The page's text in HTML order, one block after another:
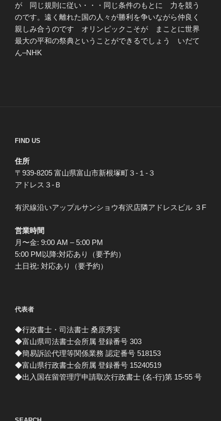
が 同じ規則に従い・・・同じ条件のもとに 力を競う
のです。遠く離れた国の人々が勝利を争いながら仲良く
親しみ合うのです オリンピックこそが まことに世界
最大の平和の祭典ということができるでしょう いだて
ん–NHK
FIND US
住所
〒939-8205 富山県富山市新根塚町３-１-３
アドレス３-Ｂ
有沢線沿いアップルサンショウ有沢店隣アドレスビル ３F
営業時間
月〜金: 9:00 AM – 5:00 PM
5:00 PM以降:対応あり（要予約）
土日祝: 対応あり（要予約）
代表者
◆行政書士・司法書士 桑原秀実
◆富山県司法書士会所属 登録番号 303
◆簡易訴訟代理等関係業務 認定番号 518153
◆富山県行政書士会所属 登録番号 15240519
◆出入国在留管理庁申請取次行政書士 (名-行)第 15-55 号